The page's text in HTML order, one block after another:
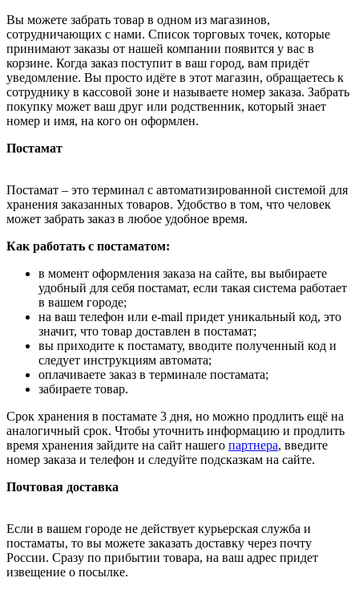
Вы можете забрать товар в одном из магазинов,
сотрудничающих с нами. Список торговых точек, которые
принимают заказы от нашей компании появится у вас в
корзине. Когда заказ поступит в ваш город, вам придёт
уведомление. Вы просто идёте в этот магазин, обращаетесь к
сотруднику в кассовой зоне и называете номер заказа. Забрать
покупку может ваш друг или родственник, который знает
номер и имя, на кого он оформлен.
Постамат
Постамат – это терминал с автоматизированной системой для
хранения заказанных товаров. Удобство в том, что человек
может забрать заказ в любое удобное время.
Как работать с постаматом:
в момент оформления заказа на сайте, вы выбираете
удобный для себя постамат, если такая система работает
в вашем городе;
на ваш телефон или e-mail придет уникальный код, это
значит, что товар доставлен в постамат;
вы приходите к постамату, вводите полученный код и
следует инструкциям автомата;
оплачиваете заказ в терминале постамата;
забираете товар.
Срок хранения в постамате 3 дня, но можно продлить ещё на
аналогичный срок. Чтобы уточнить информацию и продлить
время хранения зайдите на сайт нашего партнера, введите
номер заказа и телефон и следуйте подсказкам на сайте.
Почтовая доставка
Если в вашем городе не действует курьерская служба и
постаматы, то вы можете заказать доставку через почту
России. Сразу по прибытии товара, на ваш адрес придет
извещение о посылке.